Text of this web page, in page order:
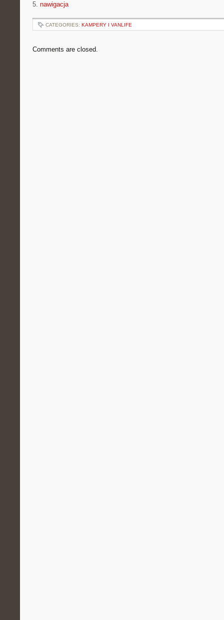
5. nawigacja
CATEGORIES: KAMPERY I VANLIFE
Comments are closed.